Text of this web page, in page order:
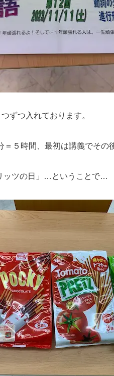
ずつ入れております。
５時間、最初は講義でその
ッツの日」…ということで…